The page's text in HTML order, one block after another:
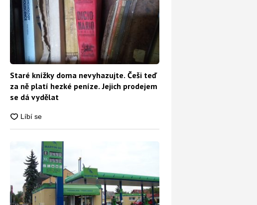
Staré knížky doma nevyhazujte. Češi teď
za ně platí hezké peníze. Jejich prodejem
se dá vydělat